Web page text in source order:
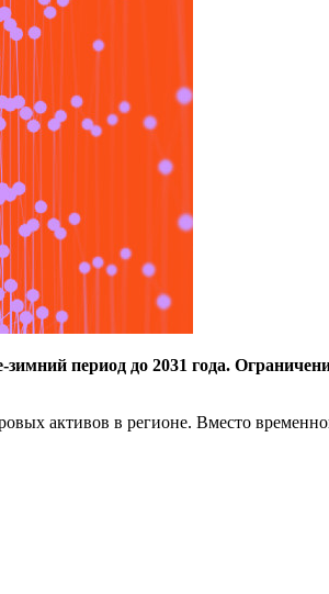
период до 2031 года.
активов в регионе. Вместо